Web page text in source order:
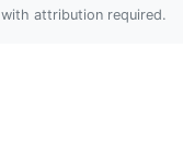
with attribution required.